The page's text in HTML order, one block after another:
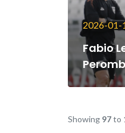
2026-01-
Fabio
Showing 97to